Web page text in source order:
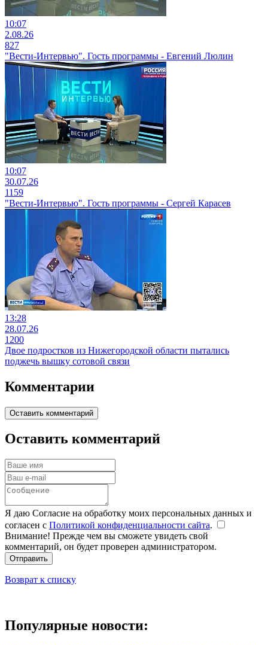
10:07
2.08.26
827
"Вести-Интервью". Гость программы - Евгений Люлин
10:07
30.07.26
1159
"Вести-Интервью". Гость программы - Сергей Карасев
13:28
28.07.26
1200
Двое подростков из Нижегородской области пытались
поджечь вышку сотовой связи
Комментарии
Оставить комментарий
Оставить комментарий
Я даю Согласие на обработку моих персональных данных и
согласен с Политикой конфиденциальности сайта.
Внимание! Прежде чем вы сможете увидеть свой
комментарий, он будет проверен администратором.
Отправить
Возврат к списку
Популярные новости: